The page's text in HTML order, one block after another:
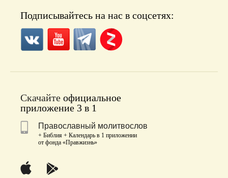
Подписывайтесь на нас в соцсетях:
Скачайте официальное
приложение 3 в 1
Православный молитвослов
+ Библия + Календарь в 1 приложении
от фонда «Правжизнь»